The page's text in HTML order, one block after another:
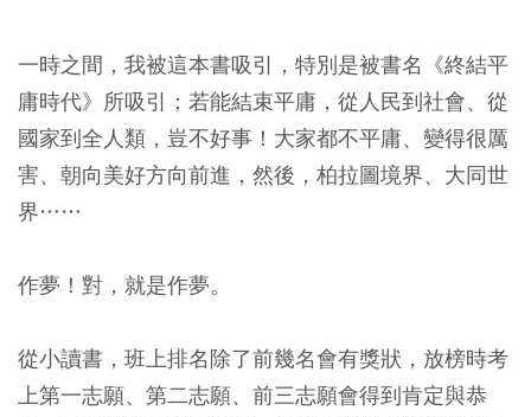
一時之間，我被這本書吸引，特別是被書名《終結平
庸時代》所吸引；若能結束平庸，從人民到社會、從
國家到全人類，豈不好事！大家都不平庸、變得很厲
害、朝向美好方向前進，然後，柏拉圖境界、大同世
界……
作夢！對，就是作夢。
從小讀書，班上排名除了前幾名會有獎狀，放榜時考
上第一志願、第二志願、前三志願會得到肯定與恭